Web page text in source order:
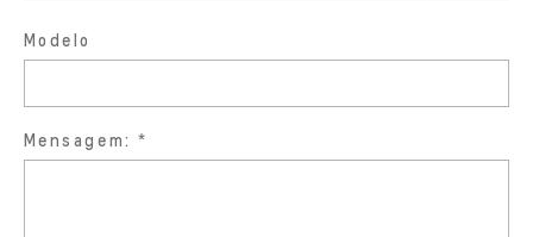
Modelo
Mensagem: